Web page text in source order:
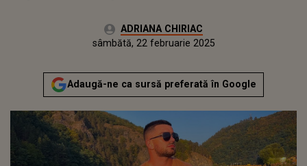
Autor:ADRIANA CHIRIAC
sâmbătă, 22 februarie 2025
Actualizat:
sâmbătă, 22 februarie 2025
Adaugă-ne ca sursă preferată în Google